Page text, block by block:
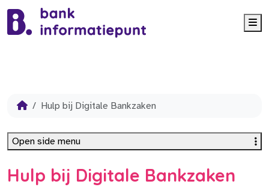
Hulp bij Digitale Bankzaken
Hulp bij Digitale Bankzaken
Open side menu